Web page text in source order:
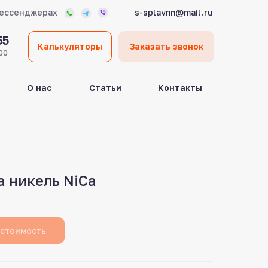
s-splavnn@mail.ru
Калькуляторы Заказать звонок
О нас Статьи Контакты
никель NiCa